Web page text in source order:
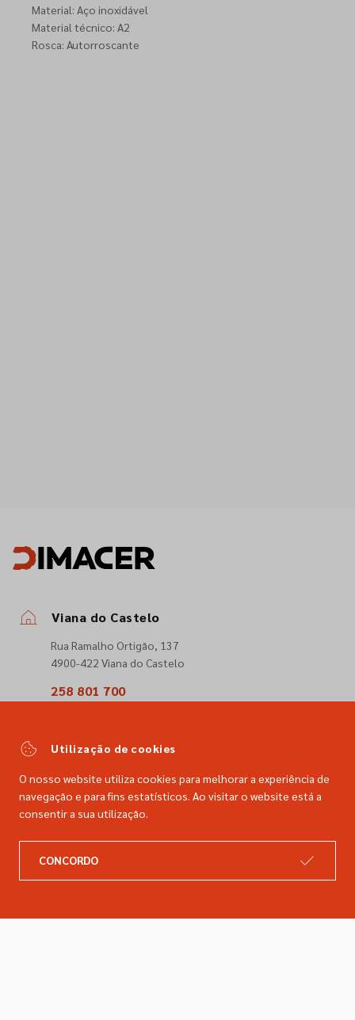
Material: Aço inoxidável
Material técnico: A2
Rosca: Autorroscante
Viana do Castelo
Rua Ramalho Ortigão, 137
4900-422 Viana do Castelo
258 801 700
comercial@dimacer.com
Catálogo
Utilização de cookies
O nosso website utiliza cookies para melhorar a experiência de
navegação e para fins estatísticos. Ao visitar o website está a
consentir a sua utilização.
CONCORDO